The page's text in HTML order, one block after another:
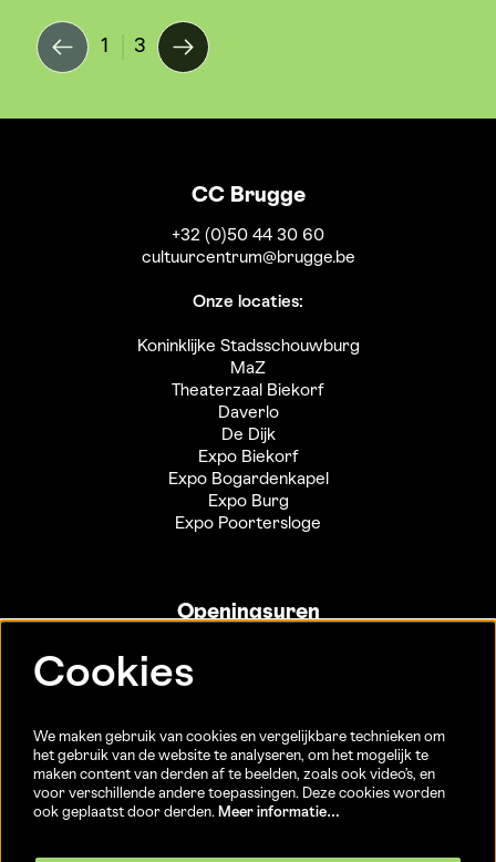
1 3
CC Brugge
+32 (0)50 44 30 60
cultuurcentrum@brugge.be
Onze locaties:
Koninklijke Stadsschouwburg
MaZ
Theaterzaal Biekorf
Daverlo
De Dijk
Expo Biekorf
Expo Bogardenkapel
Expo Burg
Expo Poortersloge
Openingsuren
Sint-Jakobsstraat 20
15/08)
Cookies
We maken gebruik van cookies en vergelijkbare technieken om
het gebruik van de website te analyseren, om het mogelijk te
maken content van derden af te beelden, zoals ook video’s, en
voor verschillende andere toepassingen. Deze cookies worden
ook geplaatst door derden. Meer informatie…